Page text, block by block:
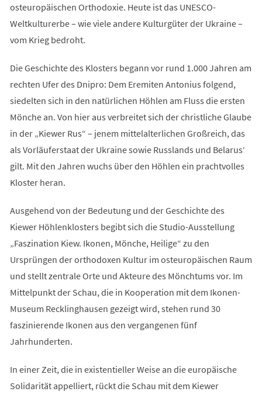
osteuropäischen Orthodoxie. Heute ist das UNESCO-
Weltkulturerbe – wie viele andere Kulturgüter der Ukraine –
vom Krieg bedroht.
Die Geschichte des Klosters begann vor rund 1.000 Jahren am
rechten Ufer des Dnipro: Dem Eremiten Antonius folgend,
siedelten sich in den natürlichen Höhlen am Fluss die ersten
Mönche an. Von hier aus verbreitet sich der christliche Glaube
in der „Kiewer Rus“ – jenem mittelalterlichen Großreich, das
als Vorläuferstaat der Ukraine sowie Russlands und Belarus‘
gilt. Mit den Jahren wuchs über den Höhlen ein prachtvolles
Kloster heran.
Ausgehend von der Bedeutung und der Geschichte des
Kiewer Höhlenklosters begibt sich die Studio-Ausstellung
„Faszination Kiew. Ikonen, Mönche, Heilige“ zu den
Ursprüngen der orthodoxen Kultur im osteuropäischen Raum
und stellt zentrale Orte und Akteure des Mönchtums vor. Im
Mittelpunkt der Schau, die in Kooperation mit dem Ikonen-
Museum Recklinghausen gezeigt wird, stehen rund 30
faszinierende Ikonen aus den vergangenen fünf
Jahrhunderten.
In einer Zeit, die in existentieller Weise an die europäische
Solidarität appelliert, rückt die Schau mit dem Kiewer